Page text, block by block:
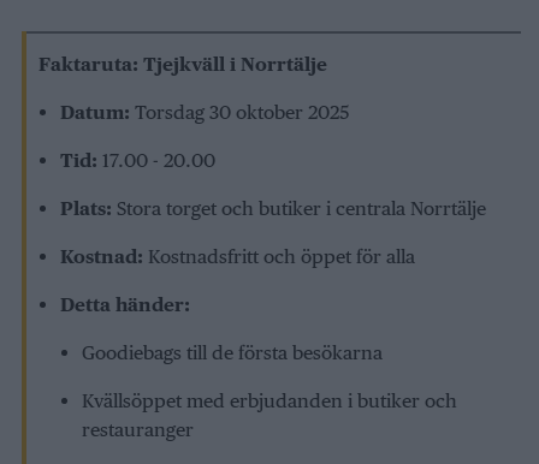
Faktaruta: Tjejkväll i Norrtälje
Datum: Torsdag 30 oktober 2025
Tid: 17.00 - 20.00
Plats: Stora torget och butiker i centrala Norrtälje
Kostnad: Kostnadsfritt och öppet för alla
Detta händer:
Goodiebags till de första besökarna
Kvällsöppet med erbjudanden i butiker och
restauranger